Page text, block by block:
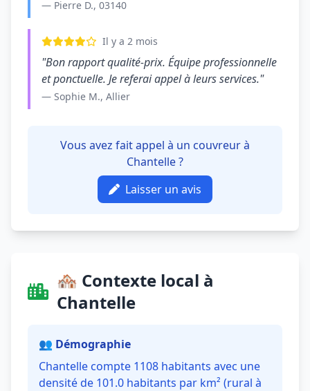
— Pierre D., 03140
Il y a 2 mois
"Bon rapport qualité-prix. Équipe professionnelle
et ponctuelle. Je referai appel à leurs services."
— Sophie M., Allier
Vous avez fait appel à un couvreur à
Chantelle ?
Laisser un avis
🏘️ Contexte local à
Chantelle
👥 Démographie
Chantelle compte 1108 habitants avec une
densité de 101.0 habitants par km² (rural à